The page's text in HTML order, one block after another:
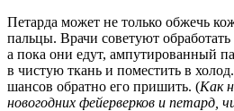
Петарда может не только обжечь
пальцы. Врачи советуют
а пока они едут, ампутированный
в чистую ткань и поместить в
шансов обратно его пришить. (Как
новогодних фейерверков и петард,